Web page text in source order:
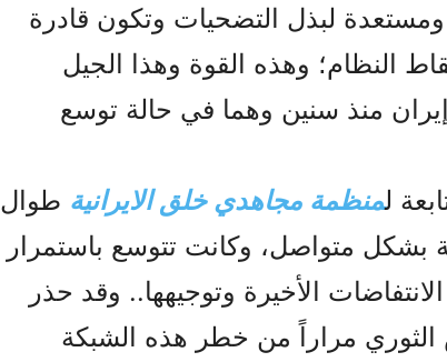
لبذل التضحيات وتكون قادرة
النظام؛ وهذه القوة وهذا الجيل
منذ سنين وهما في حالة توسع
لمنظمة مجاهدي خلق الایرانیة طوال
بشكل متواصل، وكانت تتوسع باستمرار
الأخيرة وتوجيهها.. وقد حذر
مراراً من خطر هذه الشبكة